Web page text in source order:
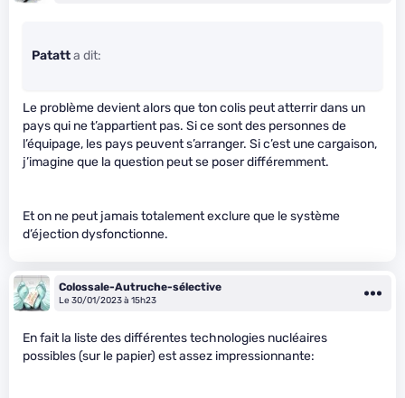
Patatta dit:
Le problème devient alors que ton colis peut atterrir dans un
pays qui ne t’appartient pas. Si ce sont des personnes de
l’équipage, les pays peuvent s’arranger. Si c’est une cargaison,
j’imagine que la question peut se poser différemment.
Et on ne peut jamais totalement exclure que le système
d’éjection dysfonctionne.
Colossale-Autruche-sélective
Le 30/01/2023 à 15h23
En fait la liste des différentes technologies nucléaires
possibles (sur le papier) est assez impressionnante: